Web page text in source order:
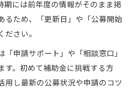
期には前年度の情報がそのまま掲
るため、「更新日」や「公募開始
ださい。
「申請サポート」や「相談窓口」
す。初めて補助金に挑戦する方
用し最新の公募状況や申請のコツ